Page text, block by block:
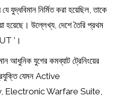
যুদ্ধবিমান নির্মিত করা হয়েছিল, তাকে
হয়েছে। উল্লেখ্য, দেশে তৈরি প্রথম
’।
আধুনিক যুগের কমব্যাট ট্রেনিংয়ের
যেমন Active
Electronic Warfare Suite,